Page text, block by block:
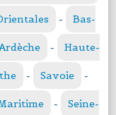
- Bas-
- Haute-
- Savoie -
- Seine-